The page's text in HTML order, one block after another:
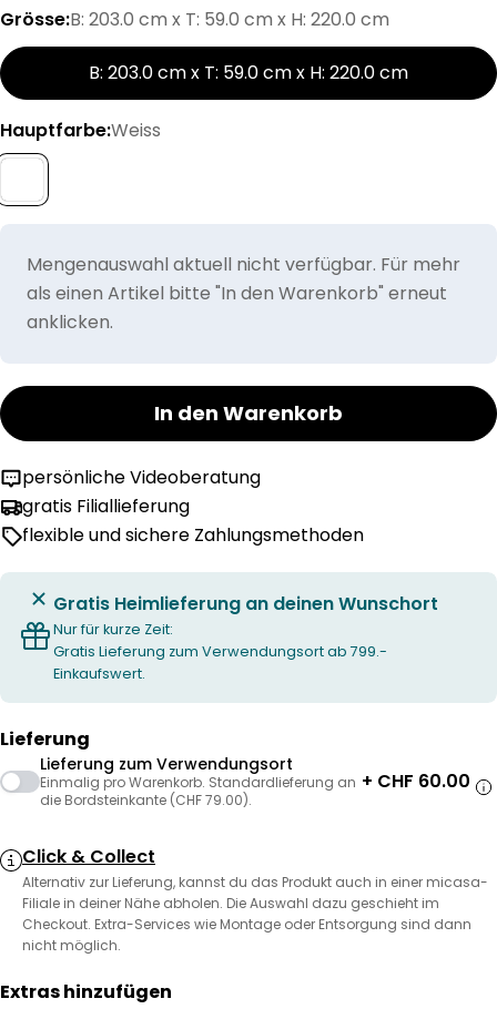
Grösse:B: 203.0 cm x T: 59.0 cm x H: 220.0 cm
B: 203.0 cm x T: 59.0 cm x H: 220.0 cm
Hauptfarbe:Weiss
Mengenauswahl aktuell nicht verfügbar. Für mehr
als einen Artikel bitte "In den Warenkorb" erneut
anklicken.
In den Warenkorb
persönliche Videoberatung
gratis Filiallieferung
flexible und sichere Zahlungsmethoden
Gratis Heimlieferung an deinen Wunschort
Nur für kurze Zeit:
Gratis Lieferung zum Verwendungsort ab 799.-
Einkaufswert.
Lieferung
Lieferung zum Verwendungsort
Einmalig pro Warenkorb. Standardlieferung an
die Bordsteinkante (CHF 79.00).
+ CHF 60.00
Click & Collect
Alternativ zur Lieferung, kannst du das Produkt auch in einer micasa-
Filiale in deiner Nähe abholen. Die Auswahl dazu geschieht im
Checkout. Extra-Services wie Montage oder Entsorgung sind dann
nicht möglich.
Extras hinzufügen